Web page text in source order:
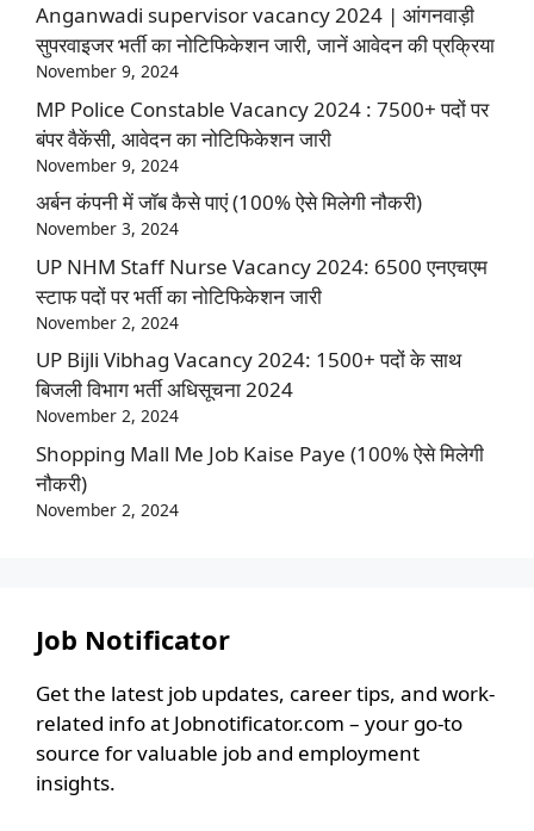
Anganwadi supervisor vacancy 2024 | आंगनवाड़ी
सुपरवाइजर भर्ती का नोटिफिकेशन जारी, जानें आवेदन की प्रक्रिया
November 9, 2024
MP Police Constable Vacancy 2024 : 7500+ पदों पर
बंपर वैकेंसी, आवेदन का नोटिफिकेशन जारी
November 9, 2024
अर्बन कंपनी में जॉब कैसे पाएं (100% ऐसे मिलेगी नौकरी)
November 3, 2024
UP NHM Staff Nurse Vacancy 2024: 6500 एनएचएम
स्टाफ पदों पर भर्ती का नोटिफिकेशन जारी
November 2, 2024
UP Bijli Vibhag Vacancy 2024: 1500+ पदों के साथ
बिजली विभाग भर्ती अधिसूचना 2024
November 2, 2024
Shopping Mall Me Job Kaise Paye (100% ऐसे मिलेगी
नौकरी)
November 2, 2024
Job Notificator
Get the latest job updates, career tips, and work-
related info at Jobnotificator.com – your go-to
source for valuable job and employment
insights.